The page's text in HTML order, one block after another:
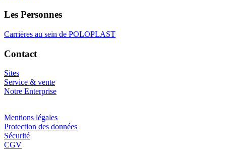
Les Personnes
Carrières au sein de POLOPLAST
Contact
Sites
Service & vente
Notre Enterprise
Mentions légales
Protection des données
Sécurité
CGV